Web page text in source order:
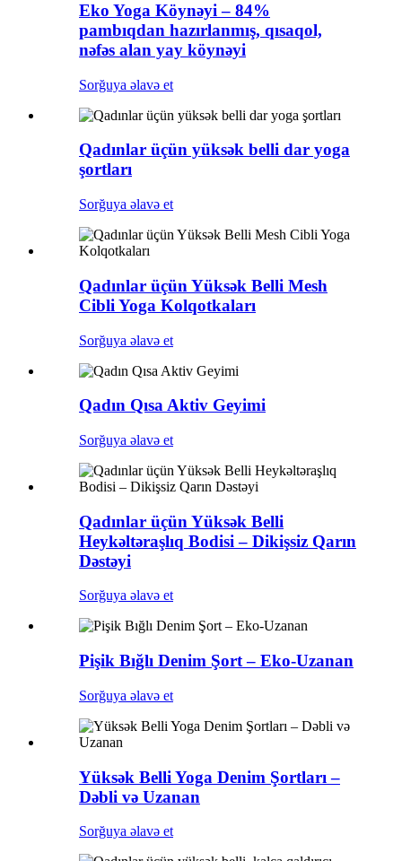
Eko Yoga Köynəyi – 84%
pambıqdan hazırlanmış, qısaqol,
nəfəs alan yay köynəyi
Sorğuya əlavə et
Qadınlar üçün yüksək belli dar yoga
şortları
Sorğuya əlavə et
Qadınlar üçün Yüksək Belli Mesh
Cibli Yoga Kolqotkaları
Sorğuya əlavə et
Qadın Qısa Aktiv Geyimi
Sorğuya əlavə et
Qadınlar üçün Yüksək Belli
Heykəltəraşlıq Bodisi – Dikişsiz Qarın
Dəstəyi
Sorğuya əlavə et
Pişik Bığlı Denim Şort – Eko-Uzanan
Sorğuya əlavə et
Yüksək Belli Yoga Denim Şortları –
Dəbli və Uzanan
Sorğuya əlavə et